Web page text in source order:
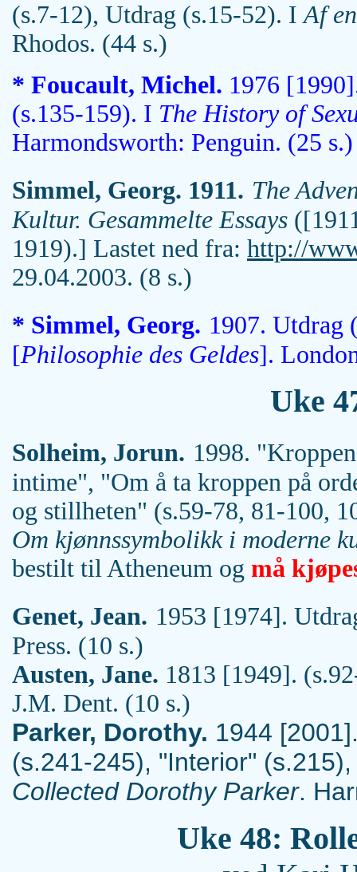
(s.7-12), Utdrag (s.15-52). IAf
Rhodos. (44 s.)
* Foucault, Michel. 1976
(s.135-159). I The History of
Harmondsworth: Penguin. (25 s.)
Simmel, Georg. 1911. The
Kultur. Gesammelte Essays
1919).] Lastet ned fra: http://
29.04.2003. (8 s.)
* Simmel, Georg. 1907. Utdrag
[Philosophie des Geldes].
Uke
Solheim, Jorun. 1998.
intime", "Om å ta kroppen på
og stillheten" (s.59-78, 81-100,
Om kjønnssymbolikk i moderne
bestilt til Atheneum og må
Genet, Jean. 1953 [1974].
Press. (10 s.)
Austen, Jane. 1813 [1949].
J.M. Dent. (10 s.)
Parker, Dorothy. 1944
(s.241-245), "Interior"
Collected Dorothy Parker.
Uke 48: